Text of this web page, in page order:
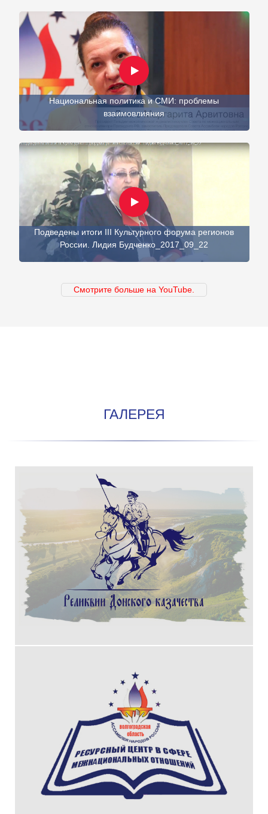
Национальная политика и СМИ: проблемы
взаимовлияния
Подведены итоги III Культурного форума регионов
России. Лидия Будченко_2017_09_22
Смотрите больше на YouTube.
ГАЛЕРЕЯ